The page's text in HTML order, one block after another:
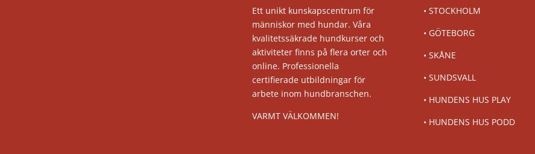
Ett unikt kunskapscentrum för
människor med hundar. Våra
kvalitetssäkrade hundkurser och
aktiviteter finns på flera orter och
online. Professionella
certifierade utbildningar för
arbete inom hundbranschen.
VARMT VÄLKOMMEN!
• STOCKHOLM
• GÖTEBORG
• SKÅNE
• SUNDSVALL
• HUNDENS HUS PLAY
• HUNDENS HUS PODD